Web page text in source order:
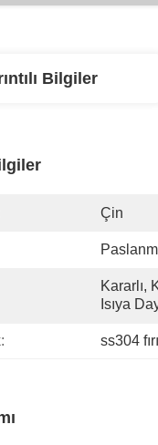
Bilgiler
Çin
Kararlı,
Isıya
ss304